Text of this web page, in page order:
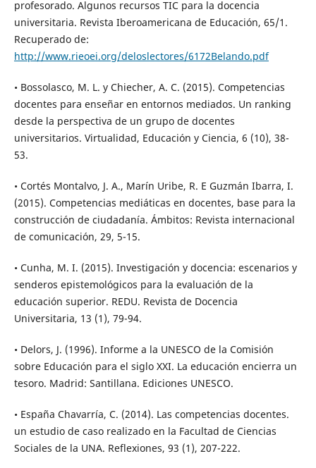
profesorado. Algunos recursos TIC para la docencia
universitaria. Revista Iberoamericana de Educación, 65/1.
Recuperado de:
http://www.rieoei.org/deloslectores/6172Belando.pdf
• Bossolasco, M. L. y Chiecher, A. C. (2015). Competencias
docentes para enseñar en entornos mediados. Un ranking
desde la perspectiva de un grupo de docentes
universitarios. Virtualidad, Educación y Ciencia, 6 (10), 38-
53.
• Cortés Montalvo, J. A., Marín Uribe, R. E Guzmán Ibarra, I.
(2015). Competencias mediáticas en docentes, base para la
construcción de ciudadanía. Ámbitos: Revista internacional
de comunicación, 29, 5-15.
• Cunha, M. I. (2015). Investigación y docencia: escenarios y
senderos epistemológicos para la evaluación de la
educación superior. REDU. Revista de Docencia
Universitaria, 13 (1), 79-94.
• Delors, J. (1996). Informe a la UNESCO de la Comisión
sobre Educación para el siglo XXI. La educación encierra un
tesoro. Madrid: Santillana. Ediciones UNESCO.
• España Chavarría, C. (2014). Las competencias docentes.
un estudio de caso realizado en la Facultad de Ciencias
Sociales de la UNA. Reflexiones, 93 (1), 207-222.